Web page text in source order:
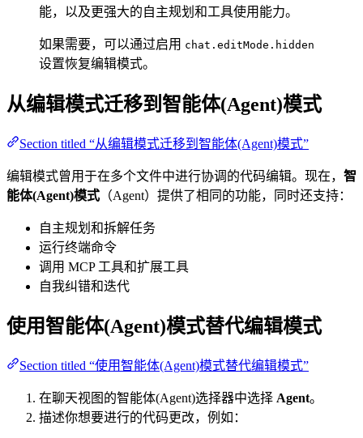
能，以及更强大的自主规划和工具使用能力。
如果需要，可以通过启用 chat.editMode.hidden
设置恢复编辑模式。
从编辑模式迁移到智能体(Agent)模式
Section titled “从编辑模式迁移到智能体(Agent)模式”
编辑模式曾用于在多个文件中进行协调的代码编辑。现在， 智
能体(Agent)模式 （Agent）提供了相同的功能，同时还支持：
自主规划和拆解任务
运行终端命令
调用 MCP 工具和扩展工具
自我纠错和迭代
使用智能体(Agent)模式替代编辑模式
Section titled “使用智能体(Agent)模式替代编辑模式”
在聊天视图的智能体(Agent)选择器中选择 Agent。
描述你想要进行的代码更改，例如：